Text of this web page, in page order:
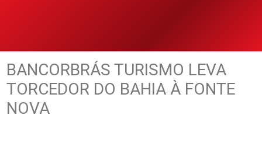
BANCORBRÁS TURISMO LEVA
TORCEDOR DO BAHIA À FONTE
NOVA